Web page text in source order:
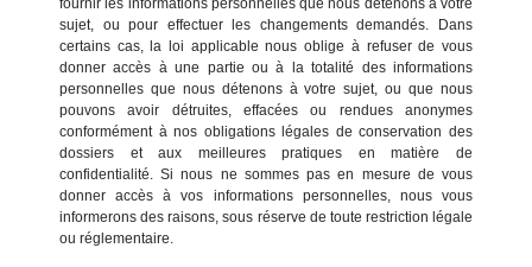
fournir les informations personnelles que nous détenons à votre
sujet, ou pour effectuer les changements demandés. Dans
certains cas, la loi applicable nous oblige à refuser de vous
donner accès à une partie ou à la totalité des informations
personnelles que nous détenons à votre sujet, ou que nous
pouvons avoir détruites, effacées ou rendues anonymes
conformément à nos obligations légales de conservation des
dossiers et aux meilleures pratiques en matière de
confidentialité. Si nous ne sommes pas en mesure de vous
donner accès à vos informations personnelles, nous vous
informerons des raisons, sous réserve de toute restriction légale
ou réglementaire.